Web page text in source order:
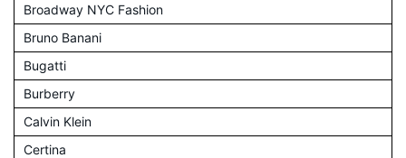
Broadway NYC Fashion
Bruno Banani
Bugatti
Burberry
Calvin Klein
Certina